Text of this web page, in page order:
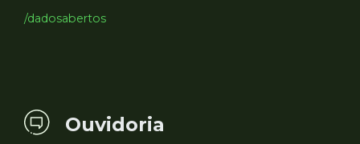
/dadosabertos
Ouvidoria